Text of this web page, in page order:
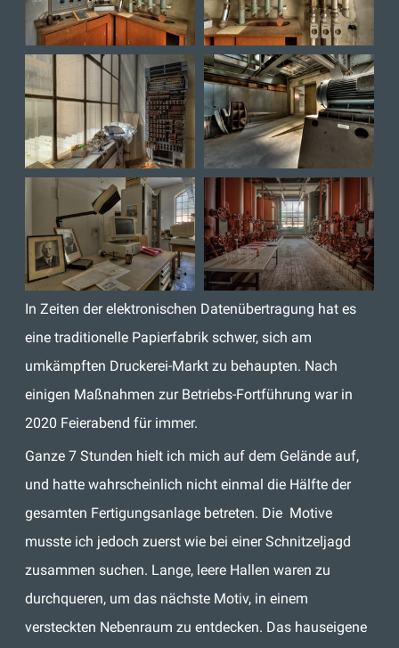
In Zeiten der elektronischen Datenübertragung hat es
eine traditionelle Papierfabrik schwer, sich am
umkämpften Druckerei-Markt zu behaupten. Nach
einigen Maßnahmen zur Betriebs-Fortführung war in
2020 Feierabend für immer.
Ganze 7 Stunden hielt ich mich auf dem Gelände auf,
und hatte wahrscheinlich nicht einmal die Hälfte der
gesamten Fertigungsanlage betreten. Die Motive
musste ich jedoch zuerst wie bei einer Schnitzeljagd
zusammen suchen. Lange, leere Hallen waren zu
durchqueren, um das nächste Motiv, in einem
versteckten Nebenraum zu entdecken. Das hauseigene